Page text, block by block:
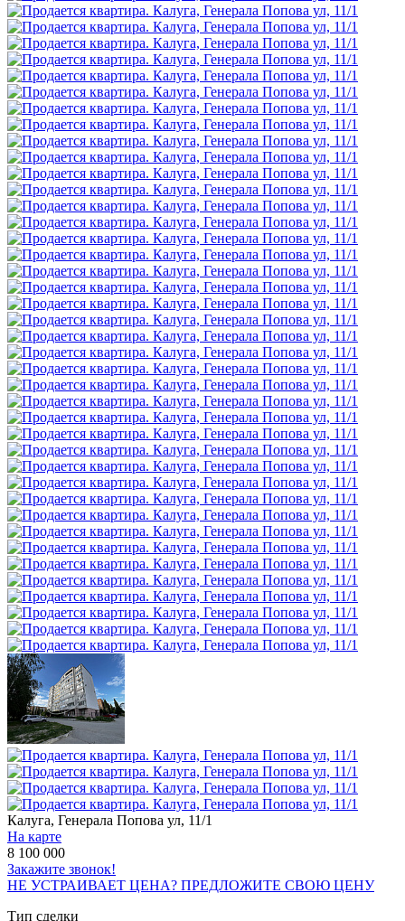
Калуга, Генерала Попова ул, 11/1
На карте
8 100 000
Закажите звонок!
НЕ УСТРАИВАЕТ ЦЕНА? ПРЕДЛОЖИТЕ СВОЮ ЦЕНУ
Тип сделки